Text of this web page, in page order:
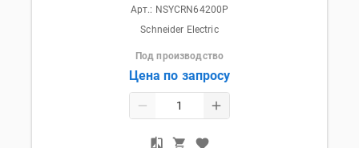
Арт.: NSYCRN64200P
Schneider Electric
Под производство
Цена по запросу